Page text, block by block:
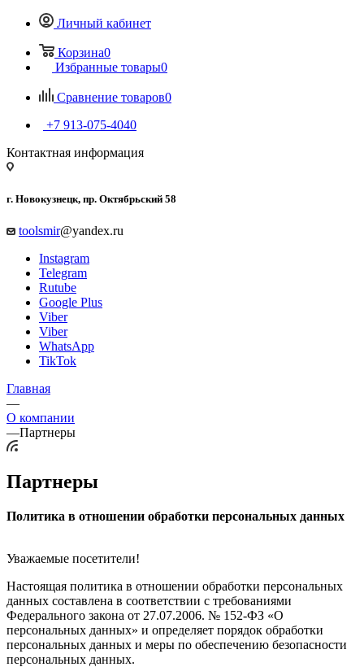
Личный кабинет
Корзина0
Избранные товары0
Сравнение товаров0
+7 913-075-4040
Контактная информация
г. Новокузнецк, пр. Октябрьский 58
toolsmir@yandex.ru
Instagram
Telegram
Rutube
Google Plus
Viber
Viber
WhatsApp
TikTok
Главная
—
О компании
—Партнеры
Партнеры
Политика в отношении обработки персональных данных
Уважаемые посетители!
Настоящая политика в отношении обработки персональных
данных составлена в соответствии с требованиями
Федерального закона от 27.07.2006. № 152-ФЗ «О
персональных данных» и определяет порядок обработки
персональных данных и меры по обеспечению безопасности
персональных данных.